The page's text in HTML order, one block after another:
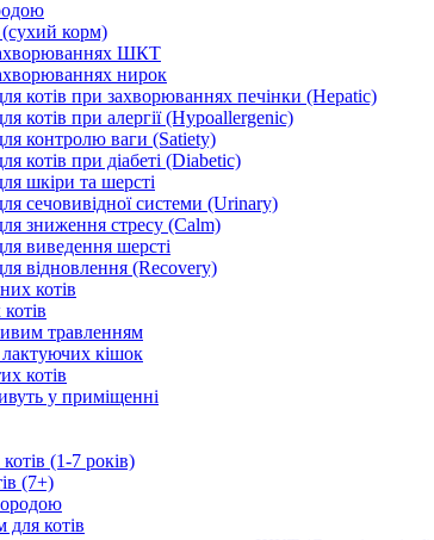
(сухий корм)
ШКТ
нирок
котів при захворюваннях печінки (Hepatic)
котів при алергії (Hypoallergenic)
контролю ваги (Satiety)
котів при діабеті (Diabetic)
шкіри та шерсті
сечовивідної системи (Urinary)
зниження стресу (Calm)
виведення шерсті
відновлення (Recovery)
котів
травленням
кішок
котів
у приміщенні
(1-7 років)
(7+)
котів